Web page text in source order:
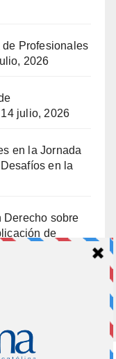
Profesionales
2026
14 julio, 2026
en la Jornada
en la
Derecho sobre
de